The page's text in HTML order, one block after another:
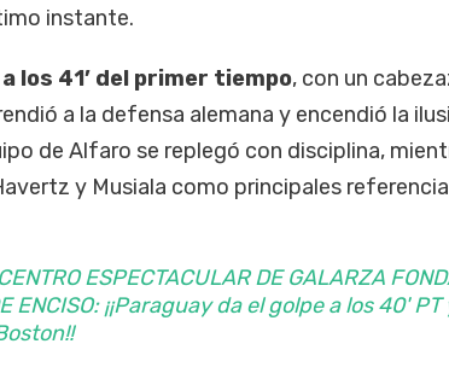
instante.
los 41’ del primer tiempo, con un
a la defensa alemana y encendió la
de Alfaro se replegó con disciplina,
y Musiala como principales
ESPECTACULAR DE GALARZA
ENCISO: ¡¡Paraguay da el golpe a los 40' PT